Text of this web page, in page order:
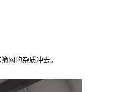
网的杂质冲去。